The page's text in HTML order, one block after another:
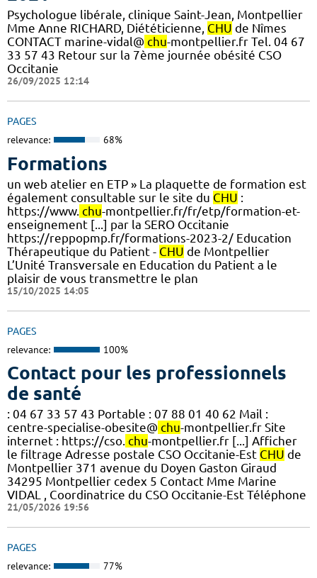
Psychologue libérale, clinique Saint-Jean, Montpellier
Mme Anne RICHARD, Diététicienne, CHU de Nîmes
CONTACT marine-vidal@ chu-montpellier.fr Tel. 04 67
33 57 43 Retour sur la 7ème journée obésité CSO
Occitanie
26/09/2025 12:14
PAGES
relevance: 68%
Formations
un web atelier en ETP » La plaquette de formation est
également consultable sur le site du CHU :
https://www. chu-montpellier.fr/fr/etp/formation-et-
enseignement [...] par la SERO Occitanie
https://reppopmp.fr/formations-2023-2/ Education
Thérapeutique du Patient - CHU de Montpellier
L’Unité Transversale en Education du Patient a le
plaisir de vous transmettre le plan
15/10/2025 14:05
PAGES
relevance: 100%
Contact pour les professionnels
de santé
: 04 67 33 57 43 Portable : 07 88 01 40 62 Mail :
centre-specialise-obesite@ chu-montpellier.fr Site
internet : https://cso. chu-montpellier.fr [...] Afficher
le filtrage Adresse postale CSO Occitanie-Est CHU de
Montpellier 371 avenue du Doyen Gaston Giraud
34295 Montpellier cedex 5 Contact Mme Marine
VIDAL , Coordinatrice du CSO Occitanie-Est Téléphone
21/05/2026 19:56
PAGES
relevance: 77%